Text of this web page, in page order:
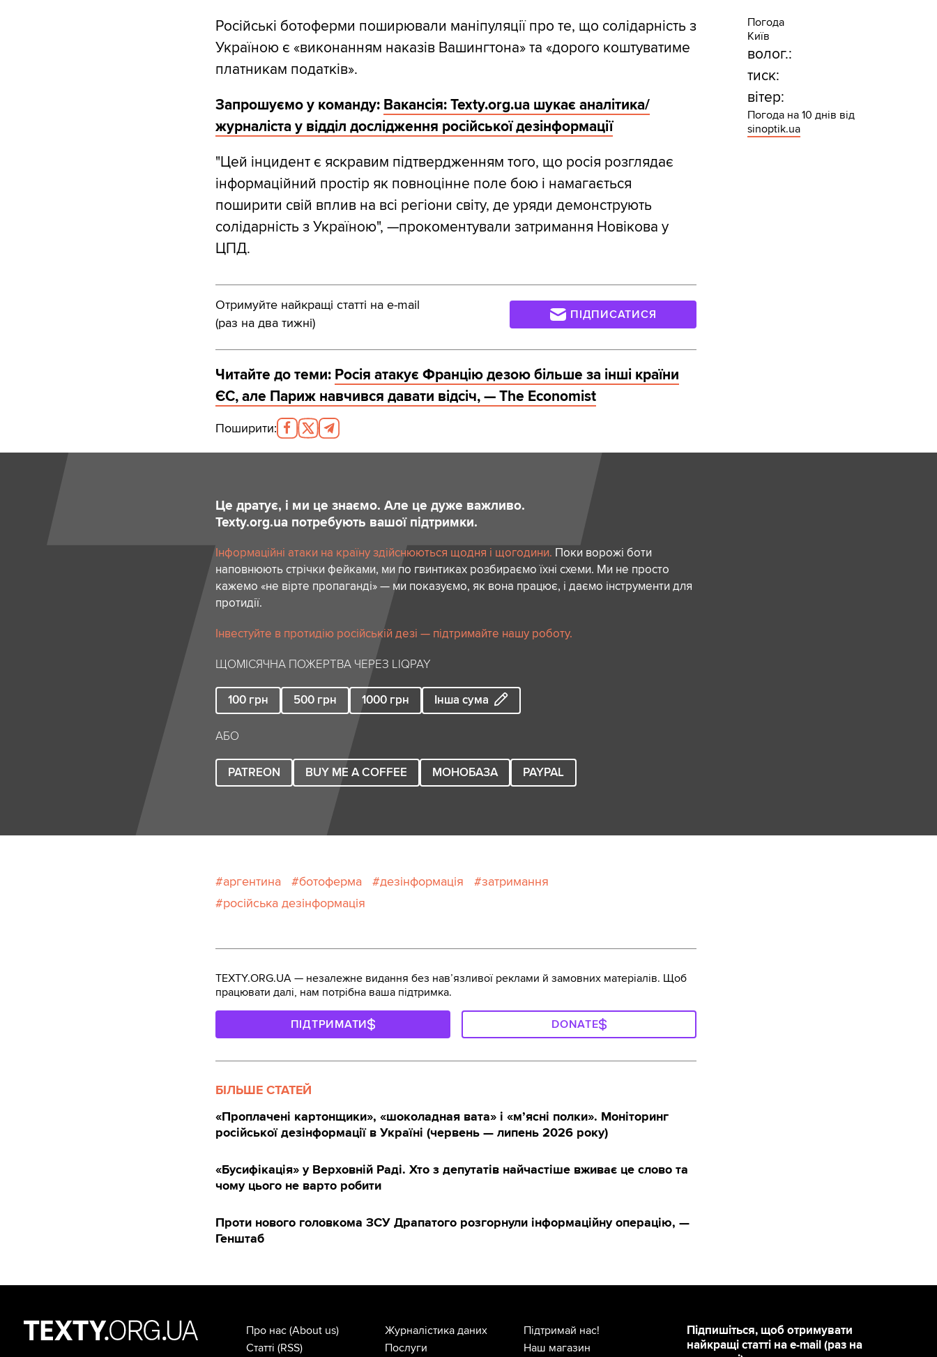
Російські ботоферми поширювали маніпуляції про те, що солідарність з
Україною є «виконанням наказів Вашингтона» та «дорого коштуватиме
платникам податків».
Запрошуємо у команду: Вакансія: Texty.org.ua шукає аналітика/
журналіста у відділ дослідження російської дезінформації
"Цей інцидент є яскравим підтвердженням того, що росія розглядає
інформаційний простір як повноцінне поле бою і намагається
поширити свій вплив на всі регіони світу, де уряди демонструють
солідарність з Україною", —прокоментували затримання Новікова у
ЦПД.
Отримуйте найкращі статті на e-mail
(раз на два тижні)
ПІДПИСАТИСЯ
Читайте до теми: Росія атакує Францію дезою більше за інші країни
ЄС, але Париж навчився давати відсіч, — The Economist
Поширити:
Це дратує, і ми це знаємо. Але це дуже важливо.
Texty.org.ua потребують вашої підтримки.
Інформаційні атаки на країну здійснюються щодня і щогодини. Поки ворожі боти
наповнюють стрічки фейками, ми по гвинтиках розбираємо їхні схеми. Ми не просто
кажемо «не вірте пропаганді» — ми показуємо, як вона працює, і даємо інструменти для
протидії.
Інвестуйте в протидію російській дезі — підтримайте нашу роботу.
ЩОМІСЯЧНА ПОЖЕРТВА ЧЕРЕЗ LIQPAY
100 грн 500 грн 1000 грн Інша сума
АБО
PATREON BUY ME A COFFEE МОНОБАЗА PAYPAL
аргентина ботоферма дезінформація
затримання
російська дезінформація
Погода
Київ
волог.:
тиск:
вітер:
Погода на 10 днів від
sinoptik.ua
TEXTY.ORG.UA — незалежне видання без навʼязливої реклами й замовних матеріалів. Щоб
працювати далі, нам потрібна ваша підтримка.
ПІДТРИМАТИ DONATE
БІЛЬШЕ СТАТЕЙ
«Проплачені картонщики», «шоколадная вата» і «м’ясні полки». Моніторинг
російської дезінформації в Україні (червень — липень 2026 року)
«Бусифікація» у Верховній Раді. Хто з депутатів найчастіше вживає це слово та
чому цього не варто робити
Проти нового головкома ЗСУ Драпатого розгорнули інформаційну операцію, —
Генштаб
Підпишіться, щоб отримувати
найкращі статті на e-mail (раз на
Про нас (About us)
Статті (RSS)
Журналістика даних
Послуги
Підтримай нас!
Наш магазин